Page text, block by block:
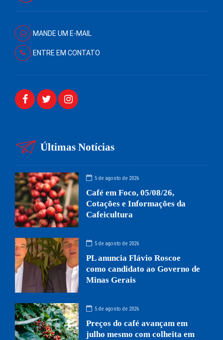
MANDE UM E-MAIL
ENTRE EM CONTATO
Últimas Notícias
5 de agosto de 2026
Café em Foco, 05/08/26,
Cotações e Informações da
Cafeicultura
5 de agosto de 2026
PL anuncia Flávio Roscoe
como candidato ao Governo de
Minas Gerais
5 de agosto de 2026
Preços do café avançam em
julho mesmo com colheita em